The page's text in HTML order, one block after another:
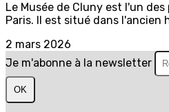
Le Musée de Cluny est l'un
Paris. Il est situé dans l'ancien
2 mars 2026
Je m'abonne à la newsletter
OK